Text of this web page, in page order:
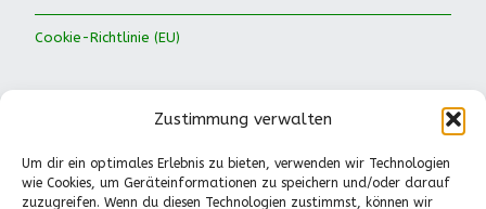
Zustimmung verwalten
Um dir ein optimales Erlebnis zu bieten, verwenden wir Technologien
wie Cookies, um Geräteinformationen zu speichern und/oder darauf
zuzugreifen. Wenn du diesen Technologien zustimmst, können wir
Cookie-Richtlinie (EU)
Waldkinder Ismaning e.V.